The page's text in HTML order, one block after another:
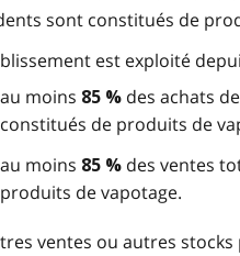
sont constitués de
est exploité
au moins 85 % des achats
constitués de produits de
au moins 85 % des ventes
produits de vapotage.
ventes ou autres